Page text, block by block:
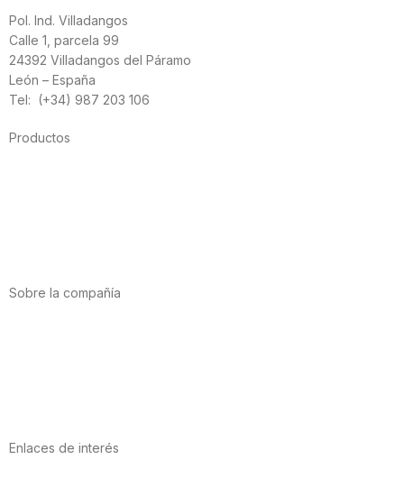
Pol. Ind. Villadangos
Calle 1, parcela 99
24392 Villadangos del Páramo
León – España
Tel: (+34) 987 203 106
Productos
Sobre la compañía
Enlaces de interés